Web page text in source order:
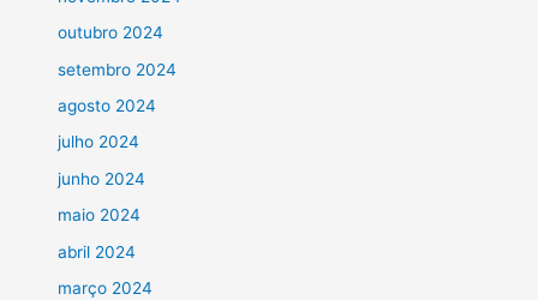
outubro 2024
setembro 2024
agosto 2024
julho 2024
junho 2024
maio 2024
abril 2024
março 2024